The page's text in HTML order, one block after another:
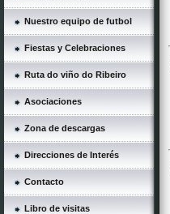
Nuestro equipo de futbol
Fiestas y Celebraciones
Ruta do viño do Ribeiro
Asociaciones
Zona de descargas
Direcciones de Interés
Contacto
Libro de visitas